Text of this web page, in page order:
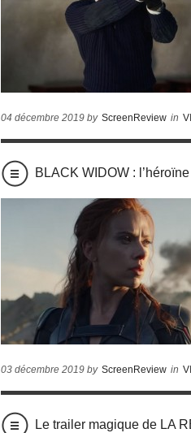
04 décembre 2019 by ScreenReview in
BLACK WIDOW :
03 décembre 2019 by ScreenReview in
Le trailer magique de LA